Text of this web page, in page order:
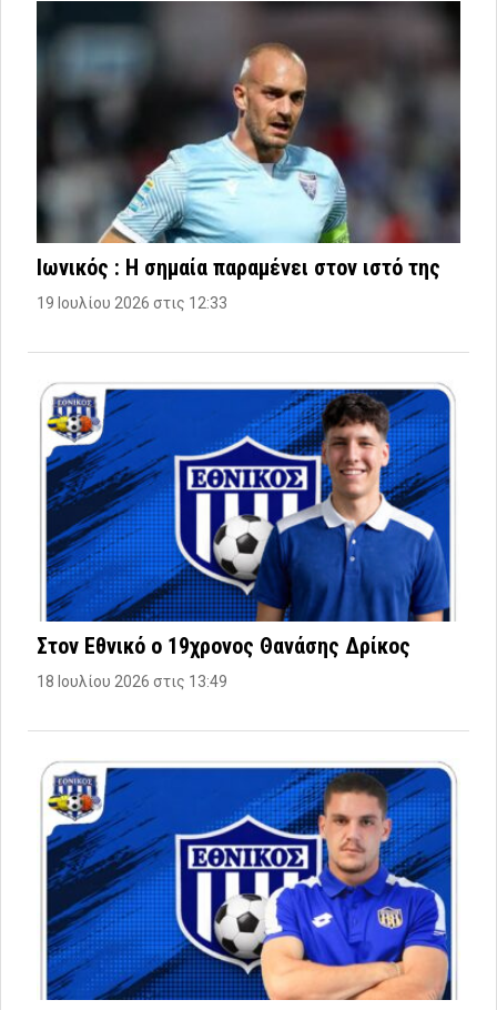
Ιωνικός : Η σημαία παραμένει στον ιστό της
19 Ιουλίου 2026 στις 12:33
Στον Εθνικό ο 19χρονος Θανάσης Δρίκος
18 Ιουλίου 2026 στις 13:49